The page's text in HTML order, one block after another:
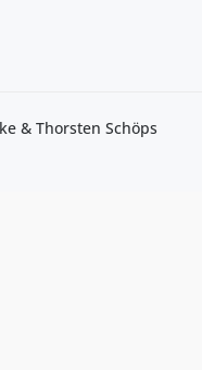
& Thorsten Schöps